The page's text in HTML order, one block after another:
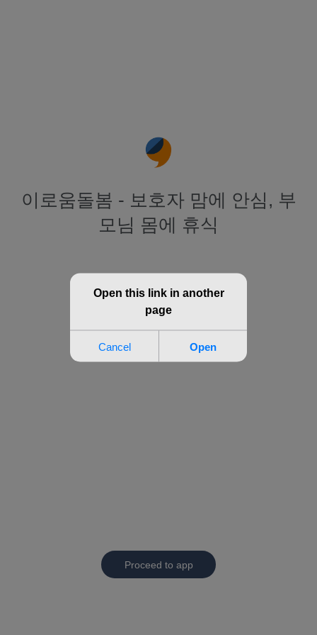
이로움돌봄 - 보호자 맘에 안심, 부
모님 몸에 휴식
Proceed to app